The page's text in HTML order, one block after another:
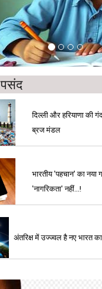
दिल्ली और हरियाणा की
ब्रज मंडल
भारतीय 'पहचान' का नया
'नागरिकता' नहीं...!
अंतरिक्ष में उज्ज्वल है नए भारत का